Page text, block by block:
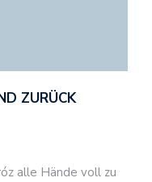
ZURÜCK
alle Hände voll zu